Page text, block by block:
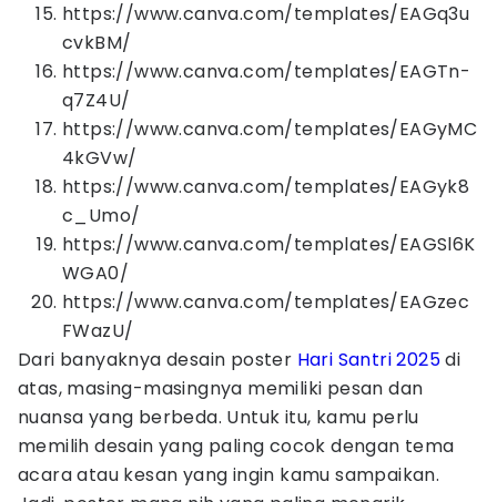
https://www.canva.com/templates/EAGq3u
cvkBM/
https://www.canva.com/templates/EAGTn-
q7Z4U/
https://www.canva.com/templates/EAGyMC
4kGVw/
https://www.canva.com/templates/EAGyk8
c_Umo/
https://www.canva.com/templates/EAGSl6K
WGA0/
https://www.canva.com/templates/EAGzec
FWazU/
Dari banyaknya desain poster Hari Santri 2025di
atas, masing-masingnya memiliki pesan dan
nuansa yang berbeda. Untuk itu, kamu perlu
memilih desain yang paling cocok dengan tema
acara atau kesan yang ingin kamu sampaikan.